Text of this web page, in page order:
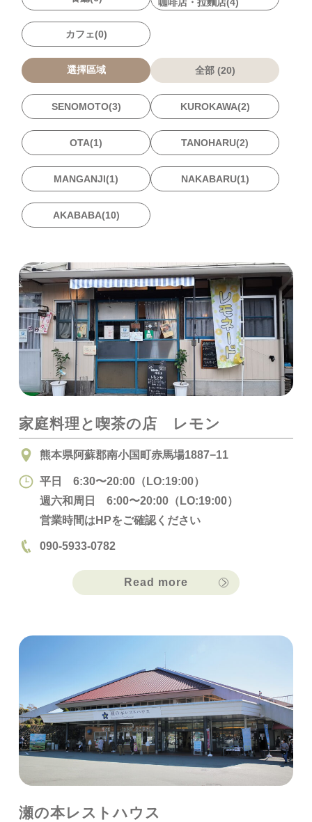
咖啡店・拉麵店(4)
カフェ(0)
選擇區域 全部 (20)
SENOMOTO(3) KUROKAWA(2)
OTA(1) TANOHARU(2)
MANGANJI(1) NAKABARU(1)
AKABABA(10)
家庭料理と喫茶の店 レモン
Read more
熊本県阿蘇郡南小国町赤馬場1887−11
平日 6:30〜20:00（LO:19:00）
週六和周日 6:00〜20:00（LO:19:00）
営業時間はHPをご確認ください
090-5933-0782
瀬の本レストハウス